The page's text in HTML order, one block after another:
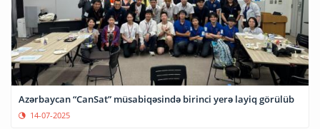
Azərbaycan “CanSat” müsabiqəsində birinci yerə layiq görülüb
14-07-2025